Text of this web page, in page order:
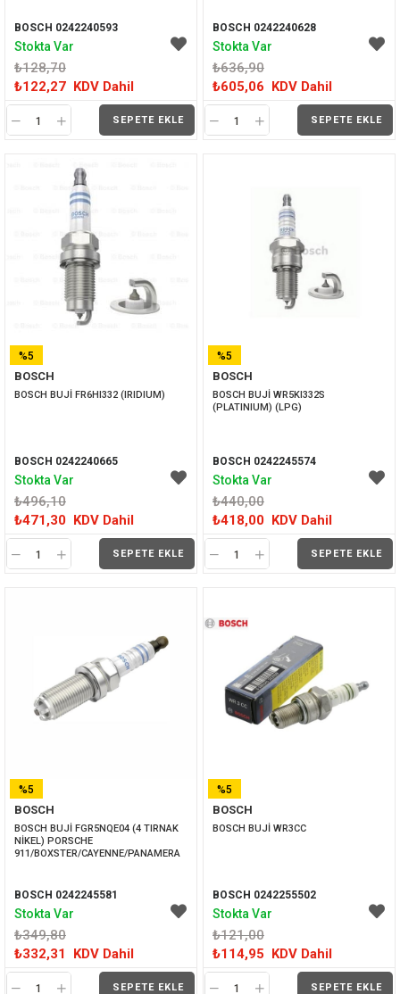
BOSCH 0242240593
₺128,70
₺122,27 KDV Dahil
SEPETE EKLE
Stokta Var
BOSCH 0242240628
₺636,90
₺605,06 KDV Dahil
SEPETE EKLE
Stokta Var
BOSCH
BOSCH BUJİ FR6HI332 (IRIDIUM)
BOSCH 0242240665
₺496,10
₺471,30 KDV Dahil
SEPETE EKLE
%5
İNDIRIM
Stokta Var
BOSCH
BOSCH BUJİ WR5KI332S
(PLATINIUM) (LPG)
BOSCH 0242245574
₺440,00
₺418,00 KDV Dahil
SEPETE EKLE
%5
İNDIRIM
Stokta Var
BOSCH
BOSCH BUJİ FGR5NQE04 (4 TIRNAK
NİKEL) PORSCHE
911/BOXSTER/CAYENNE/PANAMERA
BOSCH 0242245581
₺349,80
₺332,31
KDV Dahil
SEPETE EKLE
%5
İNDIRIM
Stokta Var
BOSCH
BOSCH BUJİ WR3CC
BOSCH 0242255502
₺121,00
₺114,95 KDV Dahil
SEPETE EKLE
%5
İNDIRIM
Stokta Var